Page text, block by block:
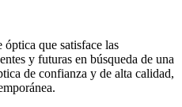
que satisface las
y futuras en búsqueda de una
de confianza y de alta calidad,